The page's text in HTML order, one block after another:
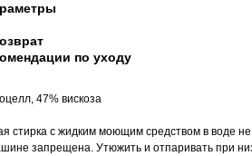
по уходу
47% вискоза
стирка с жидким моющим средством в воде
запрещена. Утюжить и отпаривать при